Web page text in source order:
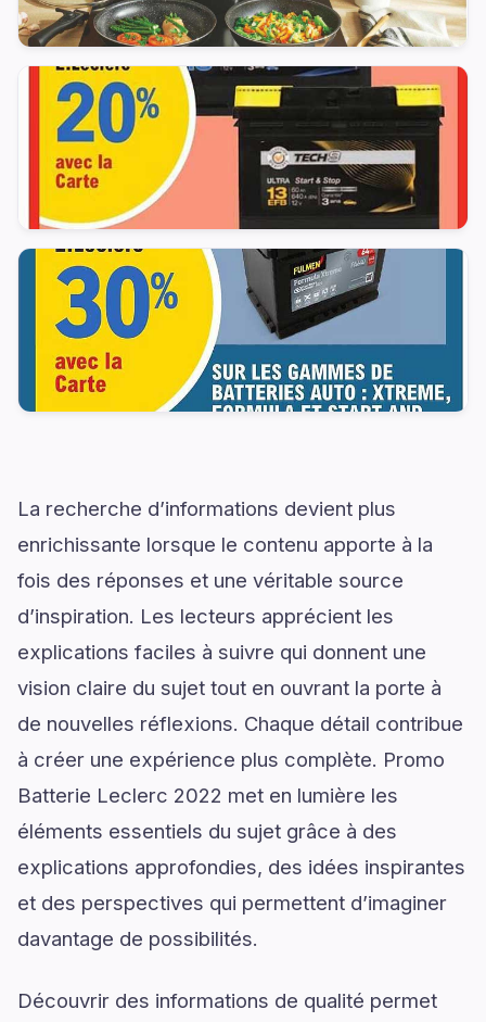
La recherche d’informations devient plus
enrichissante lorsque le contenu apporte à la
fois des réponses et une véritable source
d’inspiration. Les lecteurs apprécient les
explications faciles à suivre qui donnent une
vision claire du sujet tout en ouvrant la porte à
de nouvelles réflexions. Chaque détail contribue
à créer une expérience plus complète. Promo
Batterie Leclerc 2022 met en lumière les
éléments essentiels du sujet grâce à des
explications approfondies, des idées inspirantes
et des perspectives qui permettent d’imaginer
davantage de possibilités.
Découvrir des informations de qualité permet